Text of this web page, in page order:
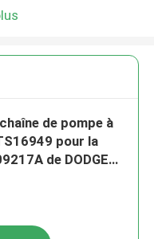
de pompe à
pour la
de DODGE